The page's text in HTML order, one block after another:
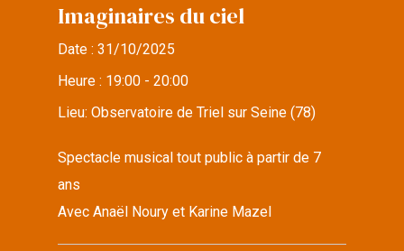
Imaginaires du ciel
Date :31/10/2025
Heure : 19:00 - 20:00
Lieu:Observatoire de Triel sur Seine (78)
Spectacle musical tout public à partir de 7
ans
Avec Anaël Noury et Karine Mazel